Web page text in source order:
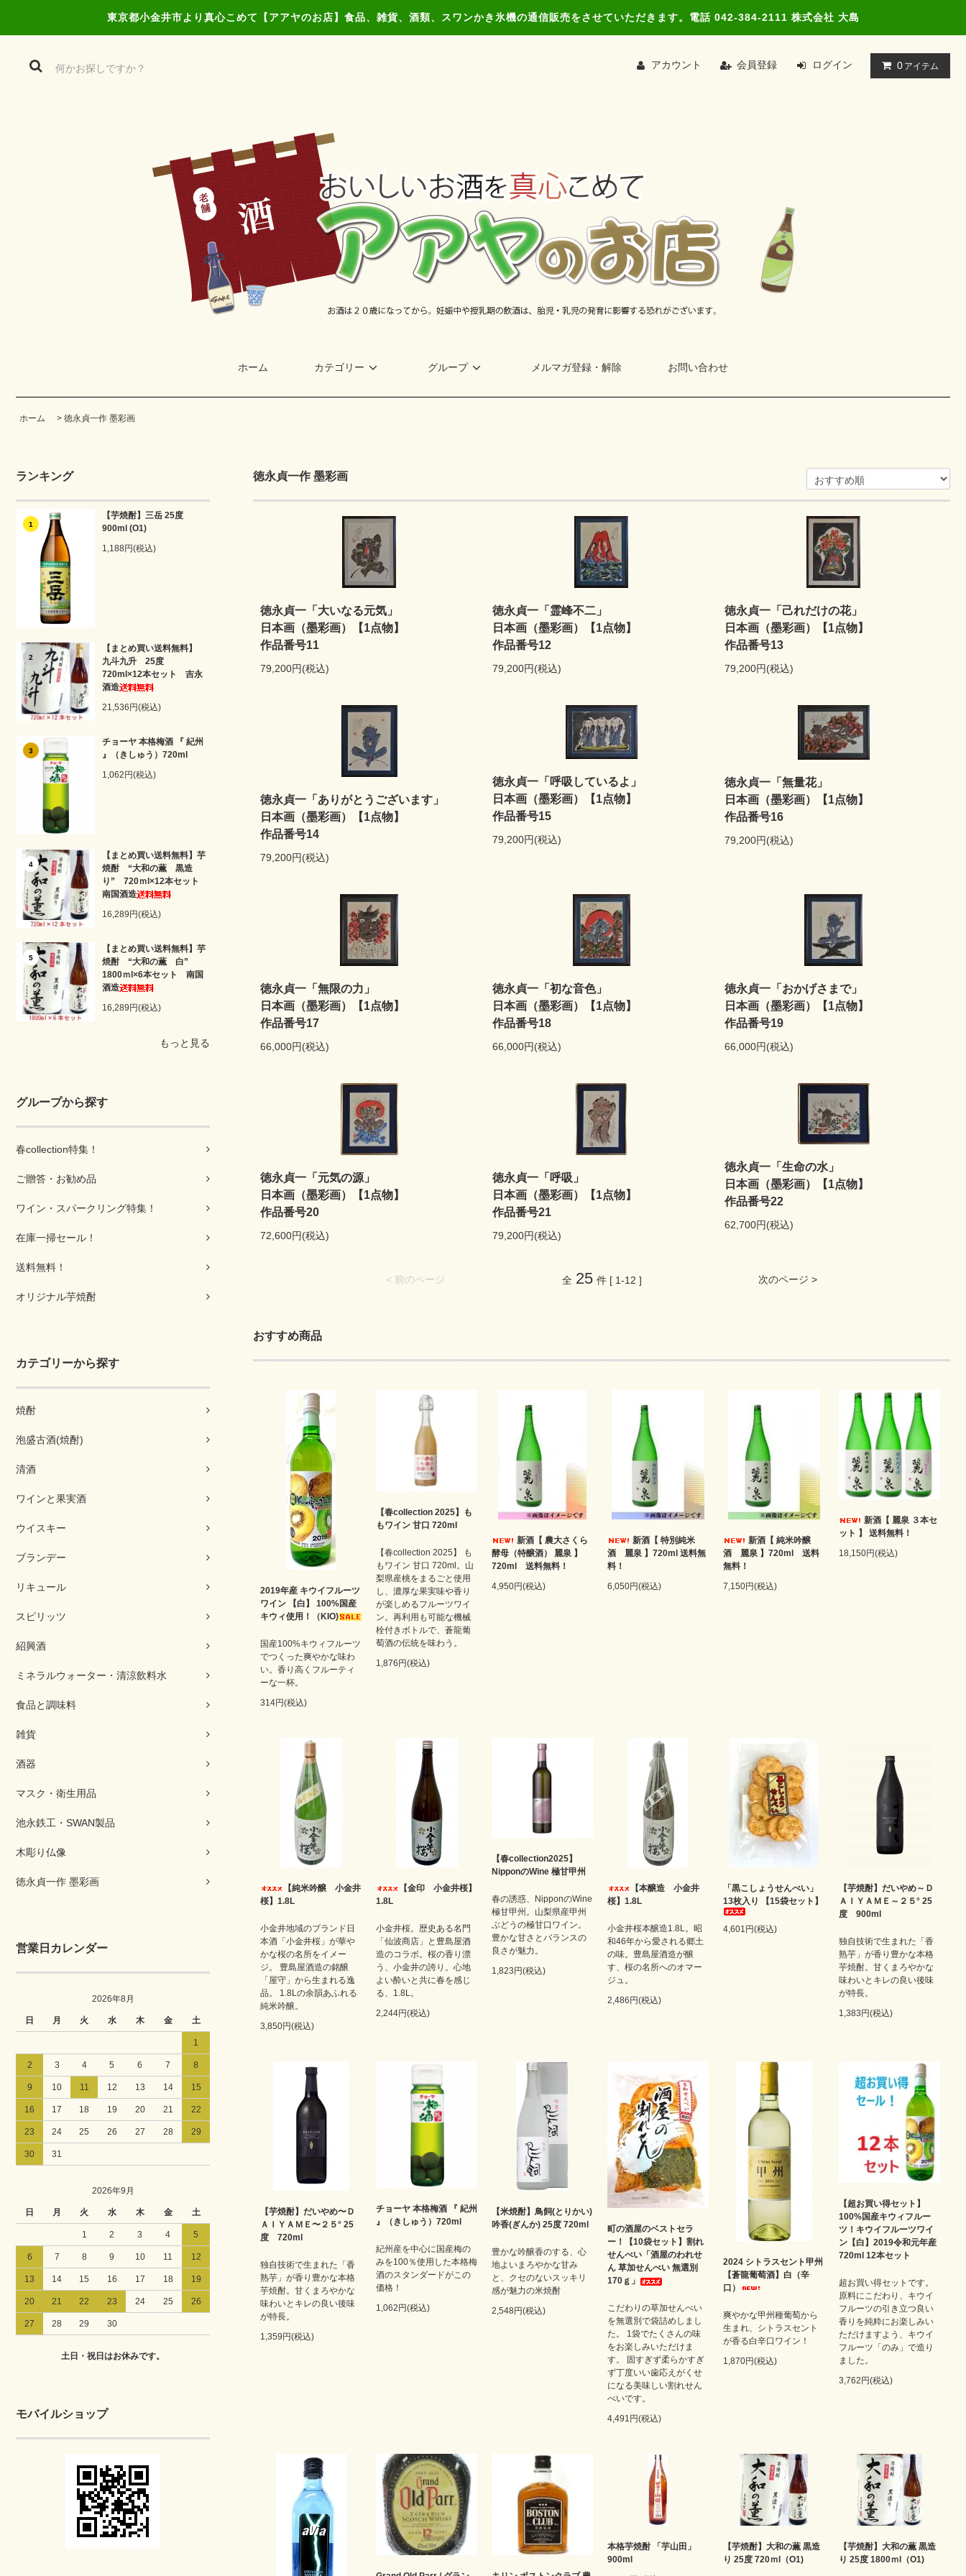
東京都小金井市より真心こめて【アアヤのお店】食品、雑貨、酒類、スワンかき氷機の通信販売をさせていただきます。電話 042-384-2111 株式会社 大島
アカウント 会員登録 ログイン 0 アイテム
ホーム カテゴリー グループ メルマガ登録・解除 お問い合わせ
ホーム > 徳永貞一作 墨彩画
ランキング
1
【芋焼酎】三岳 25度
900ml (O1)
1,188円(税込)
2
【まとめ買い送料無料】
九斗九升 25度
720ml×12本セット 吉永
酒造
21,536円(税込)
3
チョーヤ 本格梅酒 『 紀州
』（きしゅう）720ml
1,062円(税込)
4
【まとめ買い送料無料】芋
焼酎 “大和の薫 黒造
り” 720ｍl×12本セット
南国酒造
16,289円(税込)
5
【まとめ買い送料無料】芋
焼酎 “大和の薫 白”
1800ｍl×6本セット 南国
酒造
16,289円(税込)
もっと見る
グループから探す
春collection特集！
ご贈答・お勧め品
ワイン・スパークリング特集！
在庫一掃セール！
送料無料！
オリジナル芋焼酎
カテゴリーから探す
焼酎
泡盛古酒(焼酎)
清酒
ワインと果実酒
ウイスキー
ブランデー
リキュール
スピリッツ
紹興酒
ミネラルウォーター・清涼飲料水
食品と調味料
雑貨
酒器
マスク・衛生用品
池永鉄工・SWAN製品
木彫り仏像
徳永貞一作 墨彩画
営業日カレンダー
2026年8月
日 月 火 水 木 金 土
1
2 3 4 5 6 7 8
9 10 11 12 13 14 15
16 17 18 19 20 21 22
23 24 25 26 27 28 29
30 31
2026年9月
日 月 火 水 木 金 土
1 2 3 4 5
6 7 8 9 10 11 12
13 14 15 16 17 18 19
20 21 22 23 24 25 26
27 28 29 30
土日・祝日はお休みです。
モバイルショップ
徳永貞一作 墨彩画
徳永貞一「大いなる元気」
日本画（墨彩画）【1点物】
作品番号11
79,200円(税込)
徳永貞一「霊峰不二」
日本画（墨彩画）【1点物】
作品番号12
79,200円(税込)
徳永貞一「己れだけの花」
日本画（墨彩画）【1点物】
作品番号13
79,200円(税込)
徳永貞一「ありがとうございます」
日本画（墨彩画）【1点物】
作品番号14
79,200円(税込)
徳永貞一「呼吸しているよ」
日本画（墨彩画）【1点物】
作品番号15
79,200円(税込)
徳永貞一「無量花」
日本画（墨彩画）【1点物】
作品番号16
79,200円(税込)
徳永貞一「無限の力」
日本画（墨彩画）【1点物】
作品番号17
66,000円(税込)
徳永貞一「初な音色」
日本画（墨彩画）【1点物】
作品番号18
66,000円(税込)
徳永貞一「おかげさまで」
日本画（墨彩画）【1点物】
作品番号19
66,000円(税込)
徳永貞一「元気の源」
日本画（墨彩画）【1点物】
作品番号20
72,600円(税込)
徳永貞一「呼吸」
日本画（墨彩画）【1点物】
作品番号21
79,200円(税込)
徳永貞一「生命の水」
日本画（墨彩画）【1点物】
作品番号22
62,700円(税込)
< 前のページ 次のページ >
全 25 件 [ 1-12 ]
おすすめ商品
2019年産 キウイフルーツ
ワイン 【白】 100%国産
キウィ使用！（KIO)
国産100%キウィフルーツ
でつくった爽やかな味わ
い。香り高くフルーティ
ーな一杯。
314円(税込)
【春collection 2025】も
もワイン 甘口 720ml
【春collection 2025】 も
もワイン 甘口 720ml。山
梨県産桃をまるごと使用
し、濃厚な果実味や香り
が楽しめるフルーツワイ
ン。再利用も可能な機械
栓付きボトルで、蒼龍葡
萄酒の伝統を味わう。
1,876円(税込)
新酒【 農大さくら
酵母（特醸酒） 麗泉 】
720ml 送料無料！
4,950円(税込)
新酒【 特別純米
酒 麗泉 】720ml 送料無
料！
6,050円(税込)
新酒【 純米吟醸
酒 麗泉 】720ml 送料
無料！
7,150円(税込)
新酒【 麗泉 ３本セ
ット 】 送料無料！
18,150円(税込)
【純米吟醸 小金井
桜】1.8L
小金井地域のブランド日
本酒「小金井桜」が華や
かな桜の名所をイメー
ジ。 豊島屋酒造の銘醸
「屋守」から生まれる逸
品。 1.8Lの余韻あふれる
純米吟醸。
3,850円(税込)
【金印 小金井桜】
1.8L
小金井桜。歴史ある名門
「仙波商店」と豊島屋酒
造のコラボ。桜の香り漂
う、小金井の誇り。心地
よい酔いと共に春を感じ
る、1.8L。
2,244円(税込)
【春collection2025】
NipponのWine 極甘甲州
春の誘惑、NipponのWine
極甘甲州。山梨県産甲州
ぶどうの極甘口ワイン。
豊かな甘さとバランスの
良さが魅力。
1,823円(税込)
【本醸造 小金井
桜】1.8L
小金井桜本醸造1.8L。昭
和46年から愛される郷土
の味。豊島屋酒造が醸
す、桜の名所へのオマー
ジュ。
2,486円(税込)
「黒こしょうせんべい」
13枚入り 【15袋セット】
4,601円(税込)
【芋焼酎】だいやめ～Ｄ
ＡＩＹＡＭＥ～２５° 25
度 900ml
独自技術で生まれた「香
熟芋」が香り豊かな本格
芋焼酎。甘くまろやかな
味わいとキレの良い後味
が特長。
1,383円(税込)
【芋焼酎】だいやめ〜Ｄ
ＡＩＹＡＭＥ〜２５° 25
度 720ml
独自技術で生まれた「香
熟芋」が香り豊かな本格
芋焼酎。甘くまろやかな
味わいとキレの良い後味
が特長。
1,359円(税込)
チョーヤ 本格梅酒 『 紀州
』（きしゅう）720ml
紀州産を中心に国産梅の
みを100％使用した本格梅
酒のスタンダードがこの
価格！
1,062円(税込)
【米焼酎】鳥飼(とりかい)
吟香(ぎんか) 25度 720ml
豊かな吟醸香のする、心
地よいまろやかな甘み
と、クセのないスッキリ
感が魅力の米焼酎
2,548円(税込)
町の酒屋のベストセラ
ー！【10袋セット】割れ
せんべい「酒屋のわれせ
ん 草加せんべい 無選別
170ｇ」
こだわりの草加せんべい
を無選別で袋詰めしまし
た。 1袋でたくさんの味
をお楽しみいただけま
す。 固すぎず柔らかすぎ
ず丁度いい歯応えがくせ
になる美味しい割れせん
べいです。
4,491円(税込)
2024 シトラスセント甲州
【蒼龍葡萄酒】白（辛
口）
爽やかな甲州種葡萄から
生まれ、シトラスセント
が香る白辛口ワイン！
1,870円(税込)
【超お買い得セット】
100%国産キウィフルー
ツ！キウイフルーツワイ
ン【白】2019令和元年産
720ml 12本セット
超お買い得セットです。
原料にこだわり、キウイ
フルーツの引き立つ良い
香りを純粋にお楽しみい
ただけますよう、キウイ
フルーツ「のみ」で造り
ました。
3,762円(税込)
本格芋焼酎 「芋山田」
900ml
【芋焼酎】大和の薫 黒造
り 25度 720ｍl（O1)
【芋焼酎】大和の薫 黒造
り 25度 1800ｍl（O1)